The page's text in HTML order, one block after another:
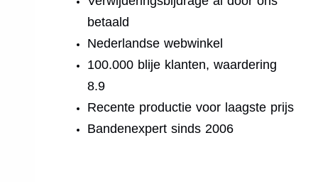
betaald
Nederlandse webwinkel
100.000 blije klanten, waardering
8.9
Recente productie voor laagste prijs
Bandenexpert sinds 2006